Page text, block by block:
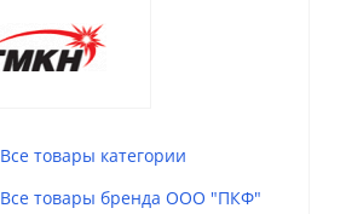
Все товары категории
Все товары бренда ООО "ПКФ"